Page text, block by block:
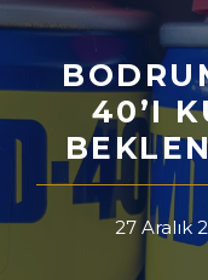
40’I
27 Aralık